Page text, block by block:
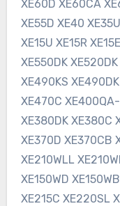
XE60D XE60CA
XE55D XE40
XE15U XE15R
XE550DK
XE490KS
XE470C
XE380DK XE380C
XE370D XE370CB
XE210WLL
XE150WD
XE215C XE220SL